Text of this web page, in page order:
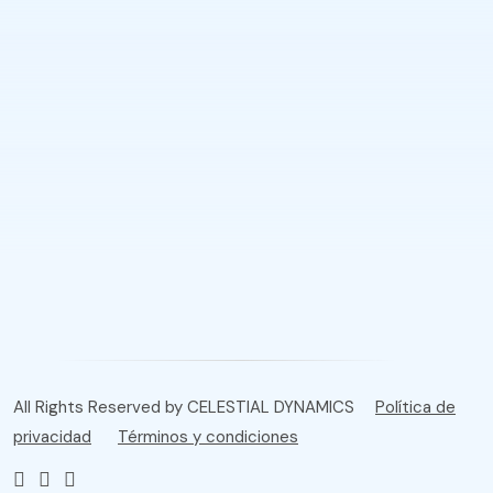
All Rights Reserved by CELESTIAL DYNAMICS
Política de
privacidad
Términos y condiciones